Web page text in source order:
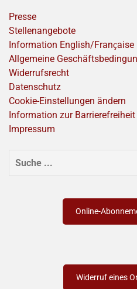
Presse
Stellenangebote
Information English/Franҫaise
Allgemeine
Widerrufsrecht
Datenschutz
Cookie-Einstellungen ändern
Information zur Barrierefreiheit
Impressum
SUCHEN
Online-
Widerruf eines